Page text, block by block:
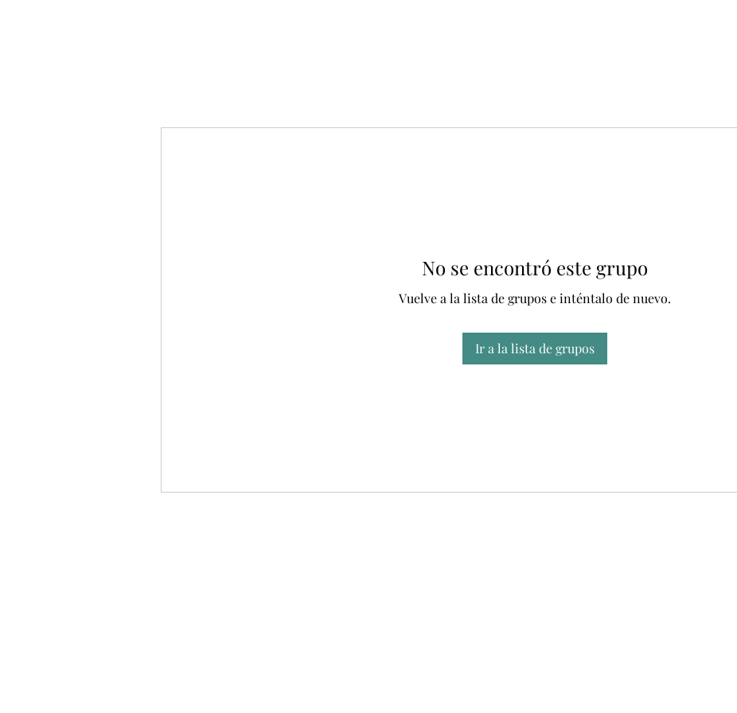
No se encontró este grupo
Vuelve a la lista de grupos e inténtalo de nuevo.
Ir a la lista de grupos